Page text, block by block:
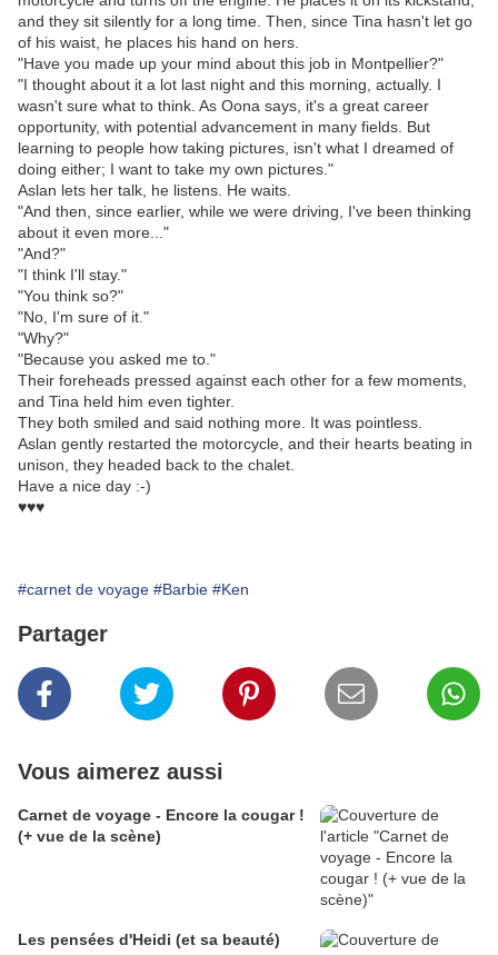
and they sit silently for a long time. Then, since Tina hasn't let go
of his waist, he places his hand on hers.
"Have you made up your mind about this job in Montpellier?"
"I thought about it a lot last night and this morning, actually. I
wasn't sure what to think. As Oona says, it's a great career
opportunity, with potential advancement in many fields. But
learning to people how taking pictures, isn't what I dreamed of
doing either; I want to take my own pictures."
Aslan lets her talk, he listens. He waits.
"And then, since earlier, while we were driving, I've been thinking
about it even more..."
"And?"
"I think I'll stay."
"You think so?"
"No, I'm sure of it."
"Why?"
"Because you asked me to."
Their foreheads pressed against each other for a few moments,
and Tina held him even tighter.
They both smiled and said nothing more. It was pointless.
Aslan gently restarted the motorcycle, and their hearts beating in
unison, they headed back to the chalet.
Have a nice day :-)
♥♥♥
#carnet de voyage #Barbie #Ken
Partager
Vous aimerez aussi
Carnet de voyage - Encore la cougar !
(+ vue de la scène)
Les pensées d'Heidi (et sa beauté)